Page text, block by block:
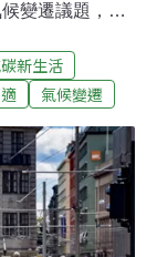
變遷議題，並
責」（Climate
都市歷史沿
，便是落實都
就是對氣候變
者認為可參考
[1]的部份，即
及「決策者洞
新生活
氣候變遷